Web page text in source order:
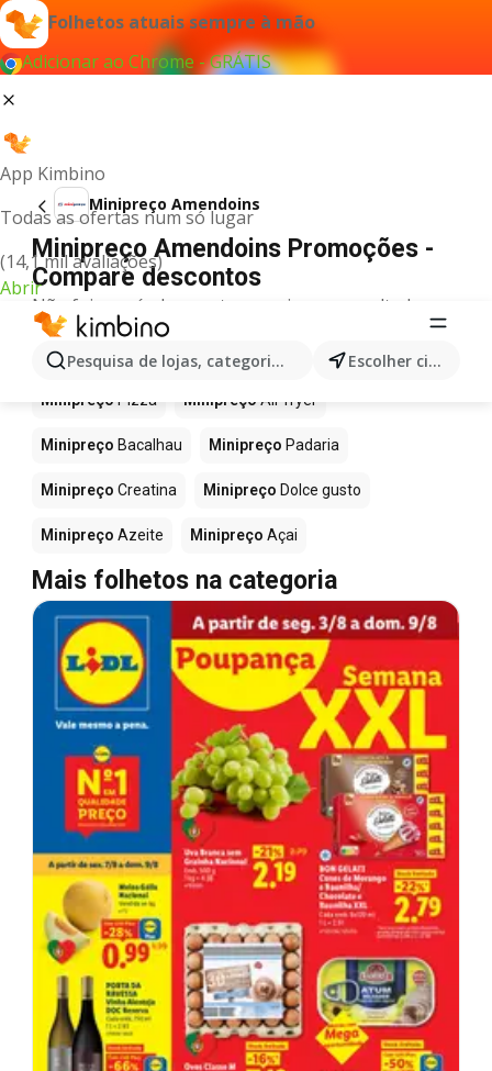
Folhetos atuais sempre à mão
Adicionar ao Chrome - GRÁTIS
App Kimbino
Todas as ofertas num só lugar
(14,1 mil avaliações)
Abrir
Pesquisa de lojas, categorias,produtos... Escolher cidade
Minipreço Amendoins
Minipreço Amendoins Promoções -
Compare descontos
Não foi possível encontrar quaisquer resultados
para este termo.
Mais produtos em Minipreço
Minipreço Pizza Minipreço Air fryer
Minipreço Bacalhau Minipreço Padaria
Minipreço Creatina Minipreço Dolce gusto
Minipreço Azeite Minipreço Açai
Mais folhetos na categoria